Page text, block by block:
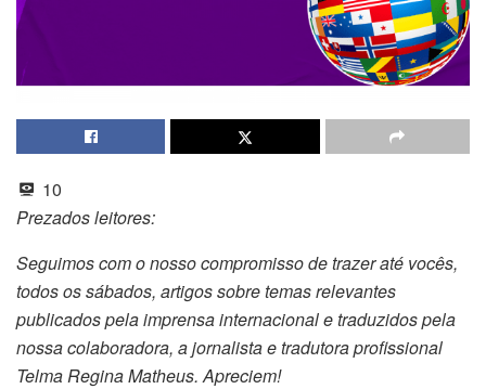
10
Prezados leitores:
Seguimos com o nosso compromisso de trazer até vocês,
todos os sábados, artigos sobre temas relevantes
publicados pela imprensa internacional e traduzidos pela
nossa colaboradora, a jornalista e tradutora profissional
Telma Regina Matheus. Apreciem!